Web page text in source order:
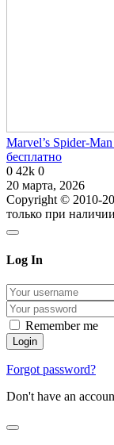
Marvel’s Spider-
бесплатно
0 42k 0
20 марта, 2026
Copyright © 2010-
только при
Log In
Remember me
Forgot password?
Don't have an